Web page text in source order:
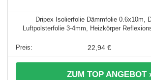
Dripex Isolierfolie Dämmfolie 0.6x10m,
Luftpolsterfolie 3-4mm, Heizkörper
22,94 €
ZUM TOP ANGEBOT